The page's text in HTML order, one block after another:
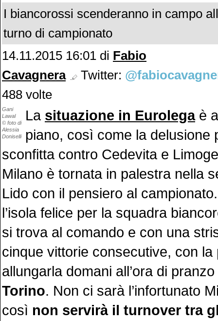
I biancorossi scenderanno in campo
turno di campionato
14.11.2015 16:01 di Fabio
Cavagnera
Twitter:
488 volte
Gani
Lawal
© foto di
Alessia
Doniselli
La situazione in Eurolegaè
piano, così come la delusione
sconfitta contro Cedevita e
Milano è tornata in palestra nella
Lido con il pensiero al
l’isola felice per la squadra
si trova al comando e con una
cinque vittorie consecutive, con la
allungarla domani all’ora di
Torino. Non ci sarà l’infortunato
così non servirà il turnover tra